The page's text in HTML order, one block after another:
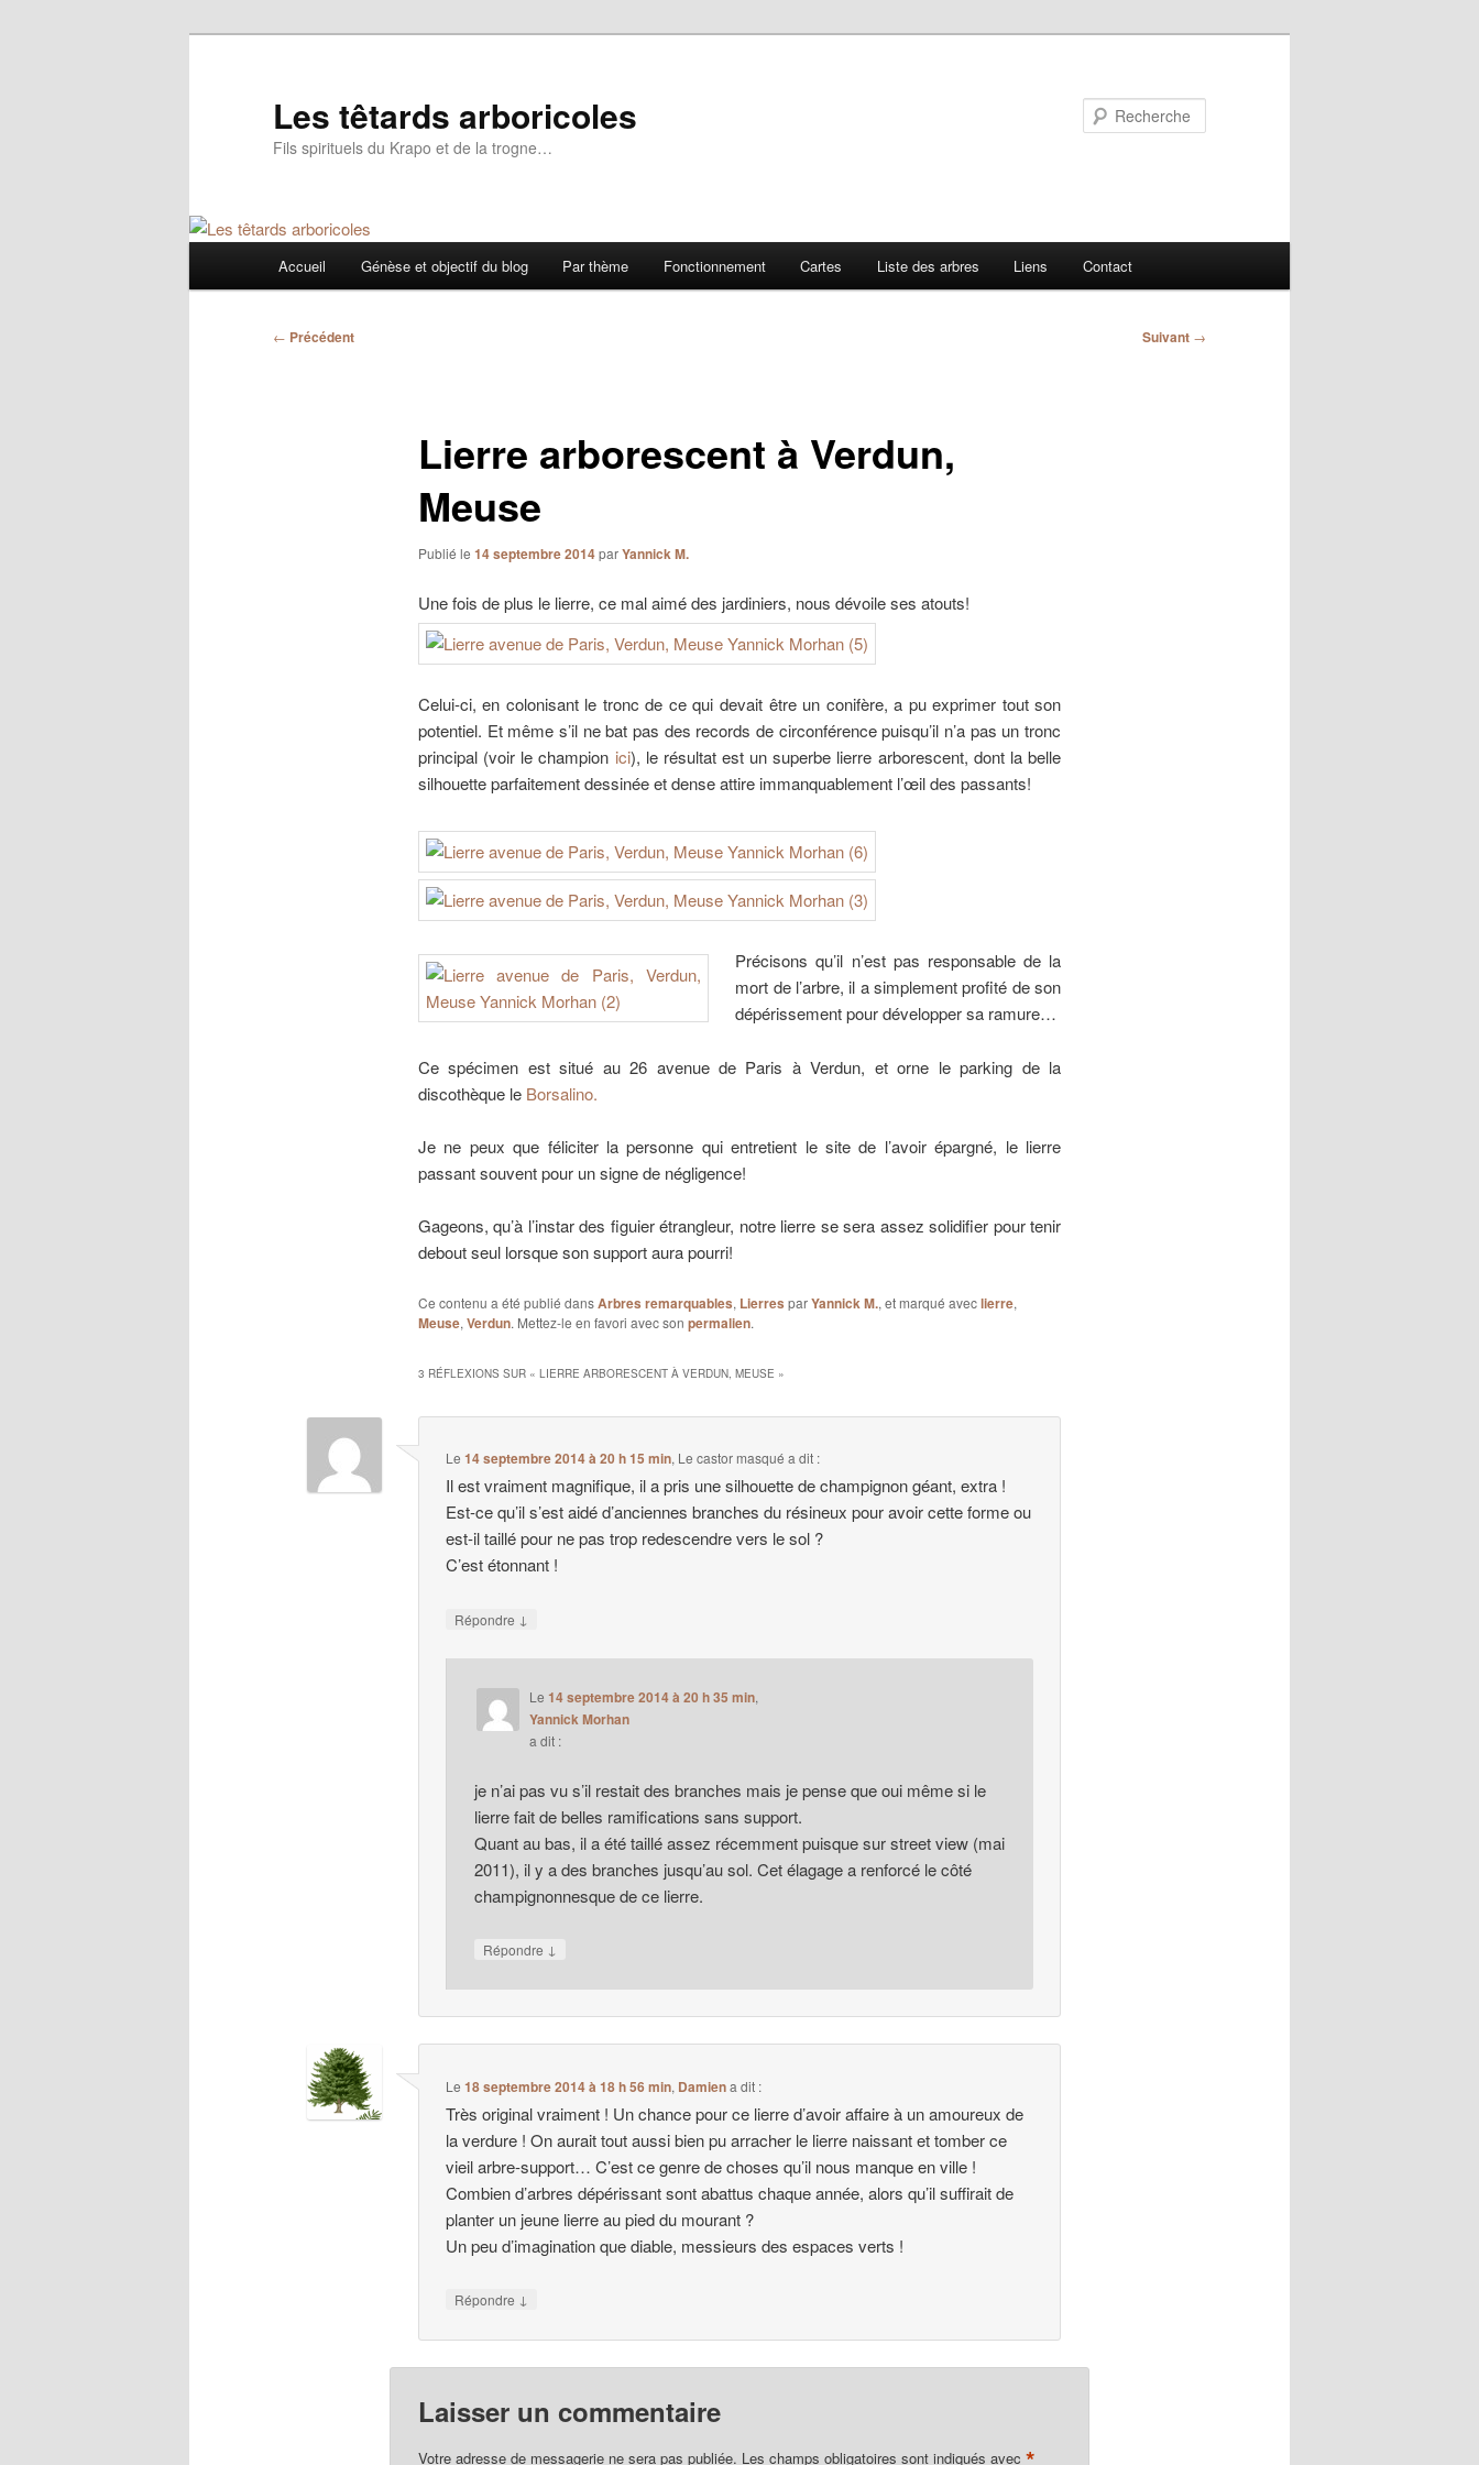
Les têtards arboricoles
Fils spirituels du Krapo et de la trogne…
Accueil Génèse et objectif du blog Par thème Fonctionnement Cartes Liste des arbres Liens Contact
Navigation
← Précédent Suivant →
Lierre arborescent à Verdun,
Meuse
Publié le 14 septembre 2014parYannick M.
Une fois de plus le lierre, ce mal aimé des jardiniers, nous dévoile ses atouts!
Celui-ci, en colonisant le tronc de ce qui devait être un conifère, a pu exprimer tout son
potentiel. Et même s’il ne bat pas des records de circonférence puisqu’il n’a pas un tronc
principal (voir le champion ici), le résultat est un superbe lierre arborescent, dont la belle
silhouette parfaitement dessinée et dense attire immanquablement l’œil des passants!
Précisons qu’il n’est pas responsable de la
mort de l’arbre, il a simplement profité de son
dépérissement pour développer sa ramure…
Ce spécimen est situé au 26 avenue de Paris à Verdun, et orne le parking de la
discothèque le Borsalino.
Je ne peux que féliciter la personne qui entretient le site de l’avoir épargné, le lierre
passant souvent pour un signe de négligence!
Gageons, qu’à l’instar des figuier étrangleur, notre lierre se sera assez solidifier pour tenir
debout seul lorsque son support aura pourri!
Ce contenu a été publié dansArbres remarquables, Lierres parYannick M., et marqué aveclierre,
Meuse, Verdun. Mettez-le en favori avec son permalien.
3 RÉFLEXIONS SUR « LIERRE ARBORESCENT À VERDUN, MEUSE »
Le14 septembre 2014 à 20 h 15 min, Le castor masqué a dit :
Il est vraiment magnifique, il a pris une silhouette de champignon géant, extra !
Est-ce qu’il s’est aidé d’anciennes branches du résineux pour avoir cette forme ou
est-il taillé pour ne pas trop redescendre vers le sol ?
C’est étonnant !
Répondre ↓
Le 14 septembre 2014 à 20 h 35 min,
Yannick Morhan
a dit :
je n’ai pas vu s’il restait des branches mais je pense que oui même si le
lierre fait de belles ramifications sans support.
Quant au bas, il a été taillé assez récemment puisque sur street view (mai
2011), il y a des branches jusqu’au sol. Cet élagage a renforcé le côté
champignonnesque de ce lierre.
Répondre ↓
Le18 septembre 2014 à 18 h 56 min, Damiena dit :
Très original vraiment ! Un chance pour ce lierre d’avoir affaire à un amoureux de
la verdure ! On aurait tout aussi bien pu arracher le lierre naissant et tomber ce
vieil arbre-support… C’est ce genre de choses qu’il nous manque en ville !
Combien d’arbres dépérissant sont abattus chaque année, alors qu’il suffirait de
planter un jeune lierre au pied du mourant ?
Un peu d’imagination que diable, messieurs des espaces verts !
Répondre ↓
Laisser un commentaire
Votre adresse de messagerie ne sera pas publiée. Les champs obligatoires sont indiqués avec